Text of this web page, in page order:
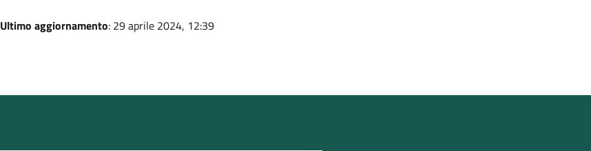
Ultimo aggiornamento: 29 aprile 2024, 12:39